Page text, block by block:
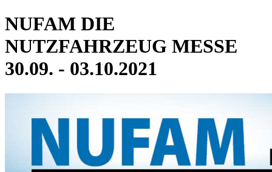
NUFAM DIE
NUTZFAHRZEUG MESSE
30.09. - 03.10.2021